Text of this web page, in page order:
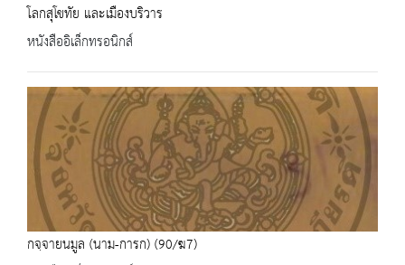
โลกสุโขทัย และเมืองบริวาร
หนังสืออิเล็กทรอนิกส์
กจฺจายนมูล (นาม-การก) (90/ฆ7)